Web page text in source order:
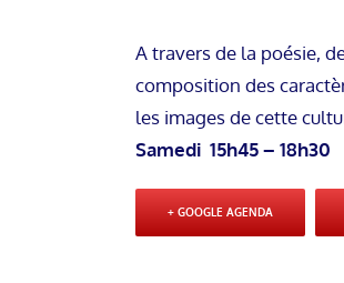
A travers de la poésie,
composition des
les images de cette
Samedi 15h45 – 18h30
+ GOOGLE AGENDA